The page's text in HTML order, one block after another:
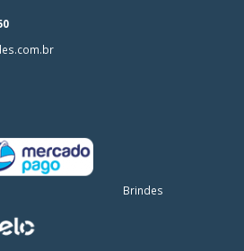
Brindes